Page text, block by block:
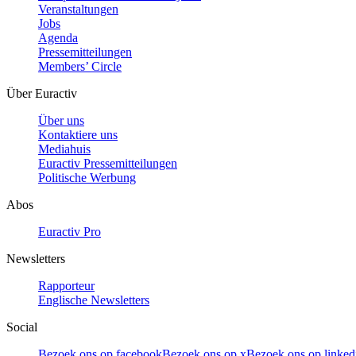
Veranstaltungen
Jobs
Agenda
Pressemitteilungen
Members’ Circle
Über Euractiv
Über uns
Kontaktiere uns
Mediahuis
Euractiv Pressemitteilungen
Politische Werbung
Abos
Euractiv Pro
Newsletters
Rapporteur
Englische Newsletters
Social